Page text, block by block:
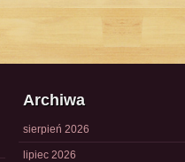
Archiwa
sierpień 2026
lipiec 2026